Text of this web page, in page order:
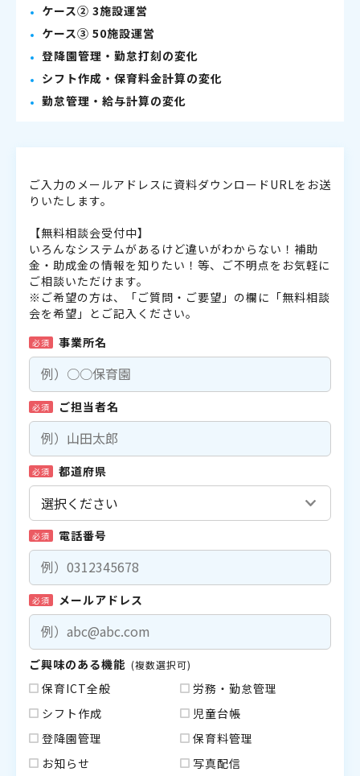
ケース② 3施設運営
ケース③ 50施設運営
登降園管理・勤怠打刻の変化
シフト作成・保育料金計算の変化
勤怠管理・給与計算の変化
ご入力のメールアドレスに資料ダウンロードURLをお送
りいたします。
【無料相談会受付中】
いろんなシステムがあるけど違いがわからない！補助
金・助成金の情報を知りたい！等、ご不明点をお気軽に
ご相談いただけます。
※ご希望の方は、「ご質問・ご要望」の欄に「無料相談
会を希望」とご記入ください。
必須 事業所名
必須 ご担当者名
必須 都道府県
必須 電話番号
必須 メールアドレス
ご興味のある機能 (複数選択可)
保育ICT全般
労務・勤怠管理
シフト作成
児童台帳
登降園管理
保育料管理
お知らせ
写真配信